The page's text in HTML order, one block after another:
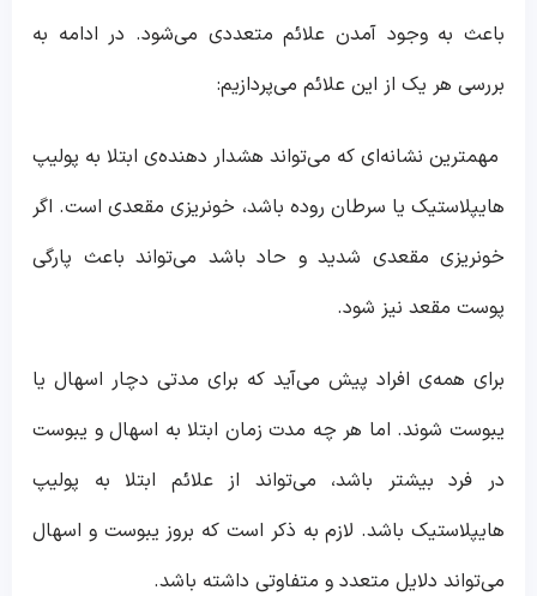
باعث به وجود آمدن علائم متعددی می‌شود. در ادامه‌ به
بررسی هر یک از این علائم می‌پردازیم:
مهمترین نشانه‌ای که می‌تواند هشدار دهنده‌ی ابتلا به پولیپ
هایپلاستیک یا سرطان روده باشد، خونریزی مقعدی است. اگر
خونریزی مقعدی شدید و حاد باشد می‌تواند باعث پارگی
پوست مقعد نیز شود.
برای همه‌ی افراد پیش می‌آید که برای مدتی دچار اسهال یا
یبوست شوند. اما هر چه مدت زمان ابتلا به اسهال و یبوست
در فرد بیشتر باشد، می‌تواند از علائم ابتلا به پولیپ
هایپلاستیک باشد. لازم به ذکر است که بروز یبوست و اسهال
می‌تواند دلایل متعدد و متفاوتی داشته باشد.